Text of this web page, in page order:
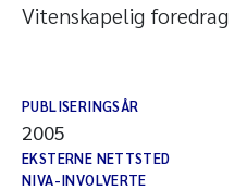
Vitenskapelig foredrag
PUBLISERINGSÅR
2005
EKSTERNE NETTSTED
NIVA-INVOLVERTE